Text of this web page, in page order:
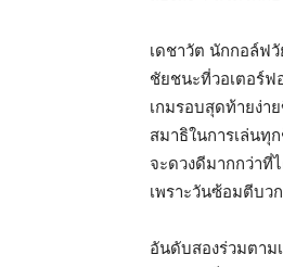
เดชาวัต นักกอล์ฟ
ชัยชนะที่วอเตอร์ฟ
เกมรอบสุดท้ายง่า
สมาธิในการเล่นทุ
จะดวงดีมากกว่า
เพราะวันซ้อมตีบว
อันดับสองร่วมตา